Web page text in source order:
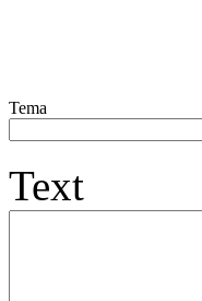
Tema
Text